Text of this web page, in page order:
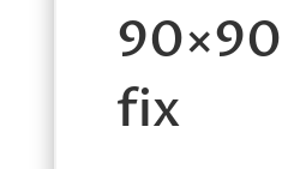
90×90
fix